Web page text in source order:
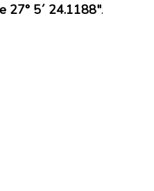
27° 5´ 24.1188".